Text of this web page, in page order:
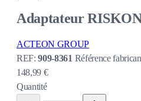
Adaptateur
ACTEON GROUP
REF:909-8361 Référence
148,99 €
Quantité